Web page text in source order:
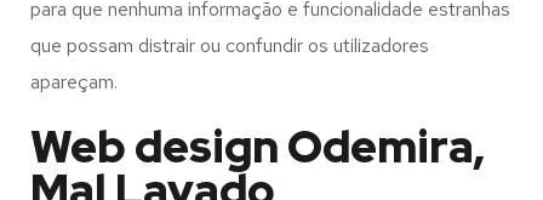
para que nenhuma informação e funcionalidade estranhas
que possam distrair ou confundir os utilizadores
apareçam.
Web design Odemira,